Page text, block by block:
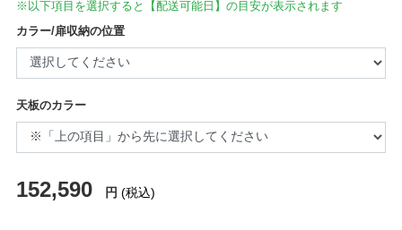
※以下項目を選択すると【配送可能日】の目安が表示されます
カラー/扉収納の位置
天板のカラー
152,590 円 (税込)